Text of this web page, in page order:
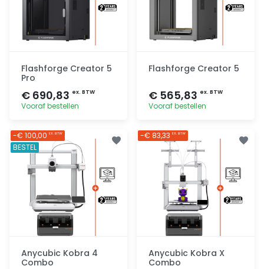
Flashforge Creator 5
Pro
€ 690,83 ex. BTW
Vooraf bestellen
Toevoegen
Flashforge Creator 5
€ 565,83 ex. BTW
Vooraf bestellen
Anycubic Kobra 4
Combo
-€ 100,00 EX. BTW
BESTEL
Anycubic Kobra X
Combo
-€ 83,33 EX. BTW